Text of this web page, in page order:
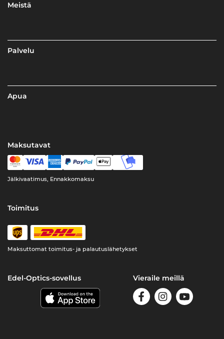
Meistä
Palvelu
Apua
Maksutavat
Jälkivaatimus, Ennakkomaksu
Toimitus
Maksuttomat toimitus- ja palautuslähetykset
Edel-Optics-sovellus Vieraile meillä